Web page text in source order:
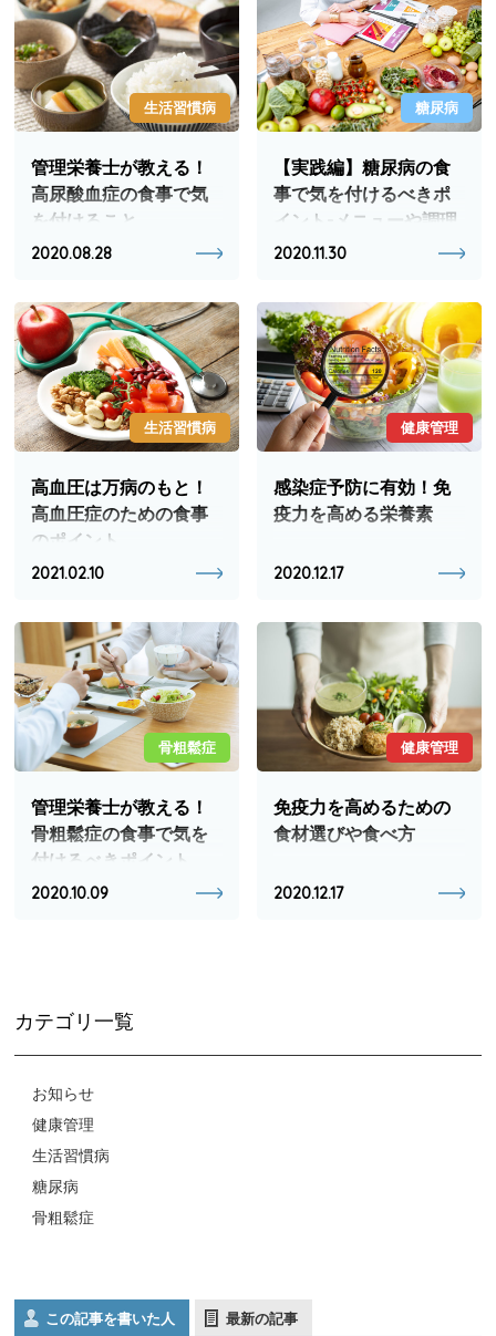
生活習慣病
管理栄養士が教える！
高尿酸血症の食事で気
を付けること
2020.08.28
糖尿病
【実践編】糖尿病の食
事で気を付けるべきポ
イント-メニューや調理
方法について-
2020.11.30
生活習慣病
高血圧は万病のもと！
高血圧症のための食事
のポイント
2021.02.10
健康管理
感染症予防に有効！免
疫力を高める栄養素
2020.12.17
骨粗鬆症
管理栄養士が教える！
骨粗鬆症の食事で気を
付けるべきポイント
2020.10.09
健康管理
免疫力を高めるための
食材選びや食べ方
2020.12.17
カテゴリ一覧
お知らせ
健康管理
生活習慣病
糖尿病
骨粗鬆症
この記事を書いた人 最新の記事